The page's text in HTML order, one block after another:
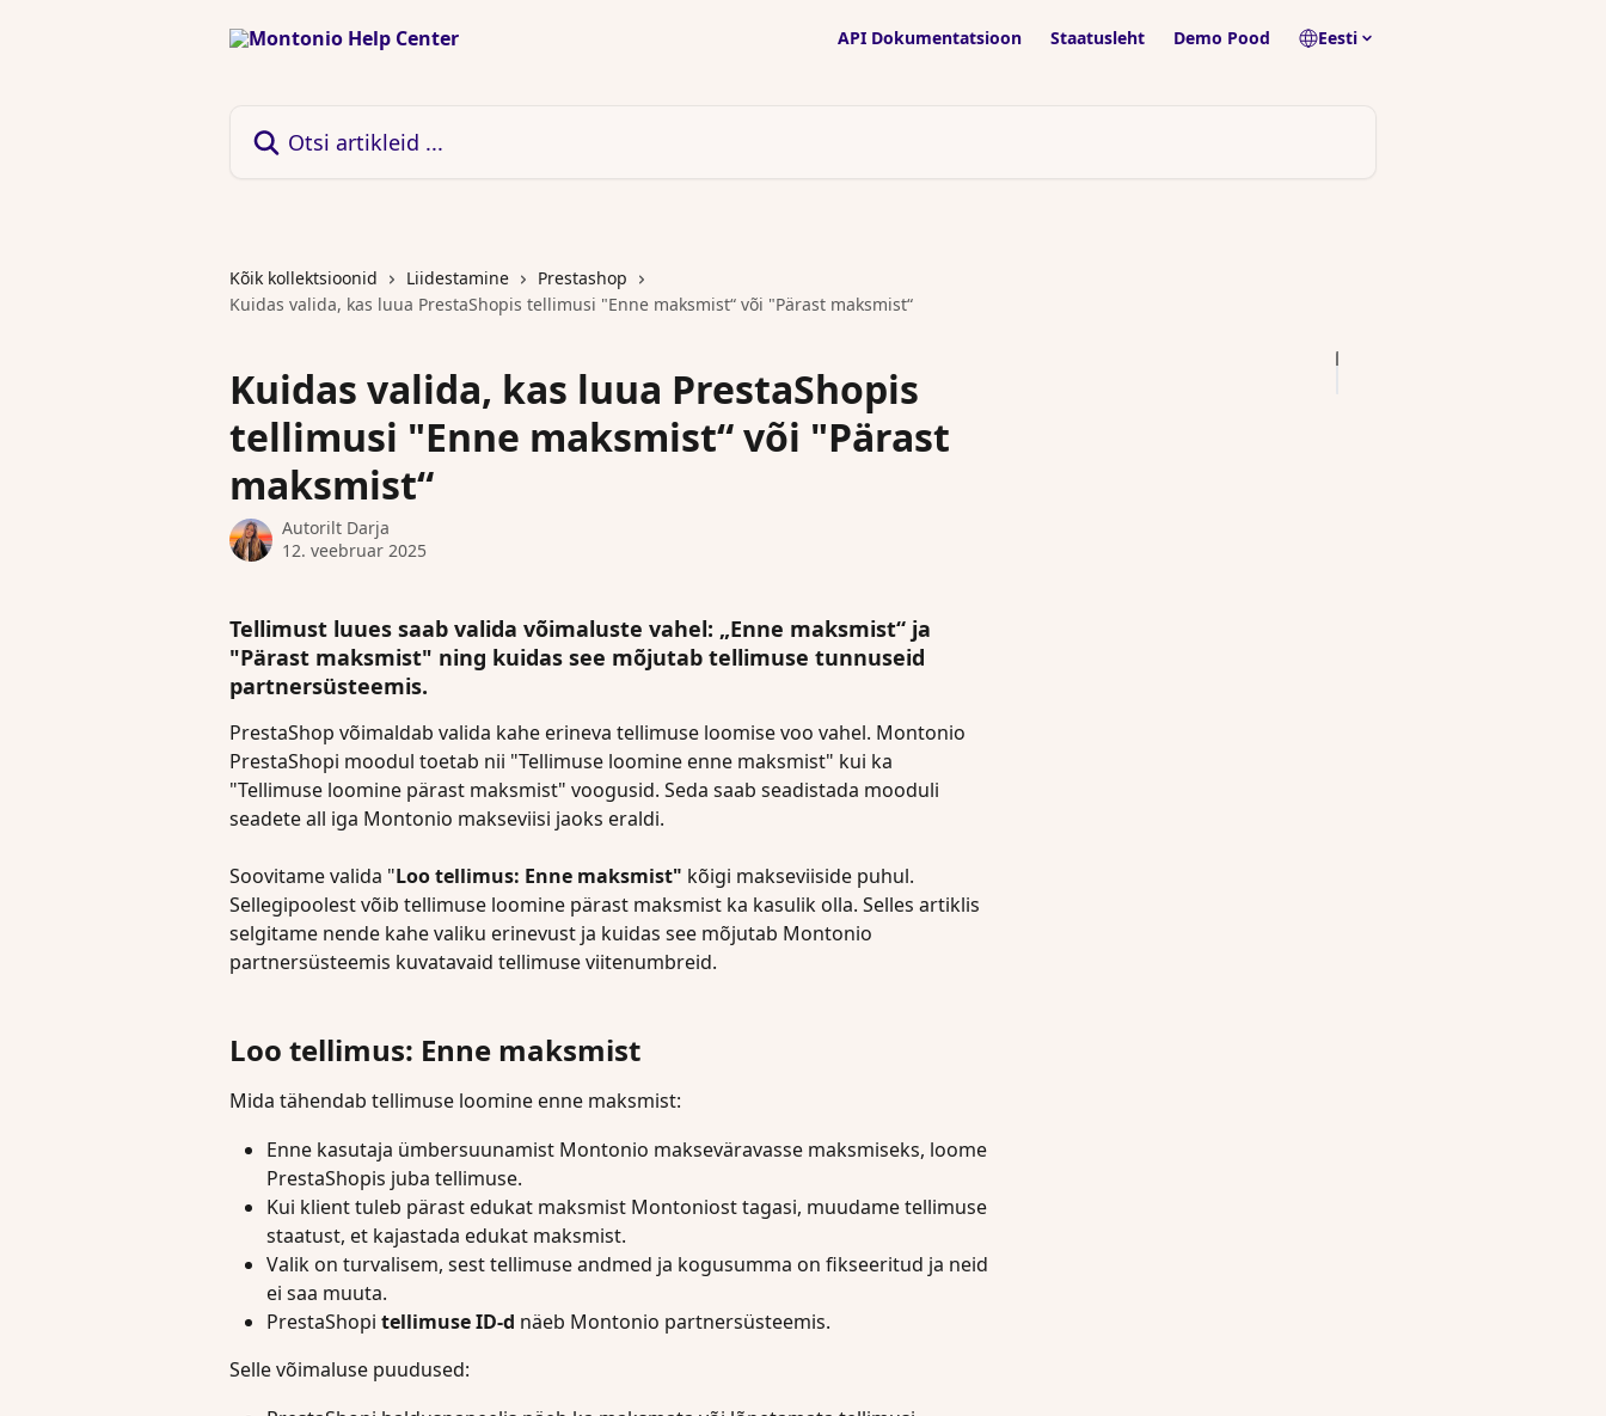
API Dokumentatsioon Staatusleht Demo Pood Eesti
Kõik kollektsioonid Liidestamine
Prestashop
Kuidas valida, kas luua PrestaShopis tellimusi "Enne maksmist“ või "Pärast maksmist“
Kuidas valida, kas luua PrestaShopis
tellimusi "Enne maksmist“ või "Pärast
maksmist“
Autorilt Darja
12. veebruar 2025
Tellimust luues saab valida võimaluste vahel: „Enne maksmist“ ja
"Pärast maksmist" ning kuidas see mõjutab tellimuse tunnuseid
partnersüsteemis.
PrestaShop võimaldab valida kahe erineva tellimuse loomise voo vahel. Montonio
PrestaShopi moodul toetab nii "Tellimuse loomine enne maksmist" kui ka
"Tellimuse loomine pärast maksmist" voogusid. Seda saab seadistada mooduli
seadete all iga Montonio makseviisi jaoks eraldi.
Soovitame valida "Loo tellimus: Enne maksmist" kõigi makseviiside puhul.
Sellegipoolest võib tellimuse loomine pärast maksmist ka kasulik olla. Selles artiklis
selgitame nende kahe valiku erinevust ja kuidas see mõjutab Montonio
partnersüsteemis kuvatavaid tellimuse viitenumbreid.
Loo tellimus: Enne maksmist
Mida tähendab tellimuse loomine enne maksmist:
Enne kasutaja ümbersuunamist Montonio makseväravasse maksmiseks, loome
PrestaShopis juba tellimuse.
Kui klient tuleb pärast edukat maksmist Montoniost tagasi, muudame tellimuse
staatust, et kajastada edukat maksmist.
Valik on turvalisem, sest tellimuse andmed ja kogusumma on fikseeritud ja neid
ei saa muuta.
PrestaShopi tellimuse ID-d näeb Montonio partnersüsteemis.
Selle võimaluse puudused: